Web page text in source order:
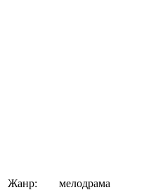
Жанр: мелодрама